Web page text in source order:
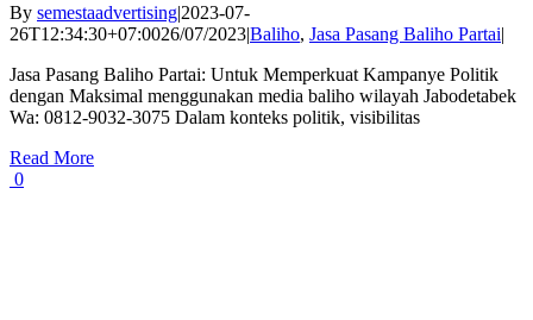
By semestaadvertising|2023-07-
26T12:34:30+07:0026/07/2023|Baliho, Jasa Pasang Baliho Partai|
Jasa Pasang Baliho Partai: Untuk Memperkuat Kampanye Politik
dengan Maksimal menggunakan media baliho wilayah Jabodetabek
Wa: 0812-9032-3075 Dalam konteks politik, visibilitas
Read More
0